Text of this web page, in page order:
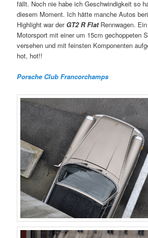
fällt. Noch nie habe ich Geschwindigkeit so
diesem Moment. Ich hätte manche Autos
Highlight war der GT2 R FlatRennwagen.
Motorsport mit einer um 15cm gechoppeten
versehen und mit feinsten Komponenten
hot, hot!!
Porsche Club Francorchamps